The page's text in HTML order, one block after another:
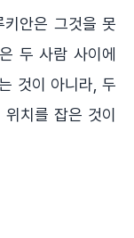
안은 그것을 못
두 사람 사이에
것이 아니라, 두
치를 잡은 것이